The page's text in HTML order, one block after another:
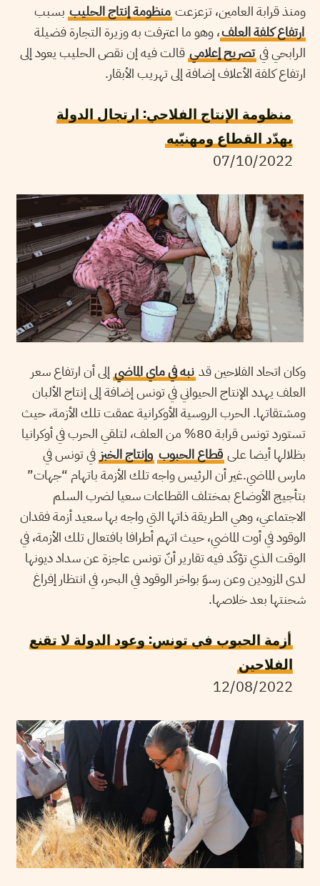
ومنذ قرابة العامين، تزعزعت منظومة إنتاج الحليب بسبب
ارتفاع كلفة العلف، وهو ما اعترفت به وزيرة التجارة فضيلة
الرابحي في تصريح إعلامي قالت فيه إن نقص الحليب يعود إلى
ارتفاع كلفة الأعلاف إضافة إلى تهريب الأبقار.
منظومة الإنتاج الفلاحي: ارتجال الدولة
يهدّد القطاع ومهنيّيه
07/10/2022
وكان اتحاد الفلاحين قد نبه في ماي الماضي إلى أن ارتفاع سعر
العلف يهدد الإنتاج الحيواني في تونس إضافة إلى إنتاج الألبان
ومشتقاتها. الحرب الروسية الأوكرانية عمقت تلك الأزمة، حيث
تستورد تونس قرابة 80% من العلف، لتلقي الحرب في أوكرانيا
بظلالها أيضا على قطاع الحبوب وإنتاج الخبز في تونس في
مارس الماضي.غير أن الرئيس واجه تلك الأزمة باتهام “جهات”
بتأجيج الأوضاع بمختلف القطاعات سعيا لضرب السلم
الاجتماعي، وهي الطريقة ذاتها التي واجه بها سعيد أزمة فقدان
الوقود في أوت الماضي، حيث اتهم أطرافا بافتعال تلك الأزمة، في
الوقت الذي تؤكّد فيه تقارير أنّ تونس عاجزة عن سداد ديونها
لدى المزودين وعن رسوّ بواخر الوقود في البحر، في انتظار إفراغ
شحنتها بعد خلاصها.
أزمة الحبوب في تونس: وعود الدولة لا تقنع
الفلاحين
12/08/2022